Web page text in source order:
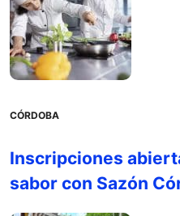
CÓRDOBA
Inscripciones
sabor con Sazón